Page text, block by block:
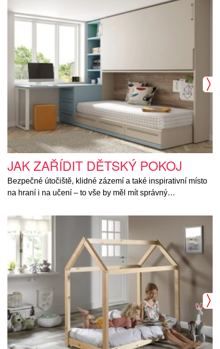
JAK ZAŘÍDIT DĚTSKÝ POKOJ
Bezpečné útočiště, klidné zázemí a také inspirativní místo
na hraní i na učení – to vše by měl mít správný…